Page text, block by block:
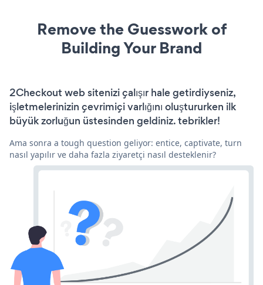
Remove the Guesswork of
Building Your Brand
2Checkout web sitenizi çalışır hale getirdiyseniz,
işletmelerinizin çevrimiçi varlığını oluştururken ilk
büyük zorluğun üstesinden geldiniz. tebrikler!
Ama sonra a tough question geliyor: entice, captivate, turn
nasıl yapılır ve daha fazla ziyaretçi nasıl desteklenir?